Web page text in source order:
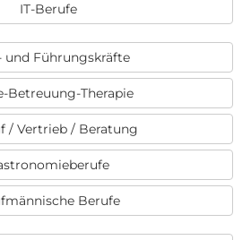
IT-Berufe
und Führungskräfte
Betreuung-Therapie
/ Vertrieb / Beratung
Berufe